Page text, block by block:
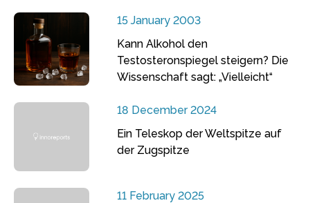
15 January 2003
Kann Alkohol den
Testosteronspiegel steigern? Die
Wissenschaft sagt: „Vielleicht“
18 December 2024
Ein Teleskop der Weltspitze auf
der Zugspitze
11 February 2025